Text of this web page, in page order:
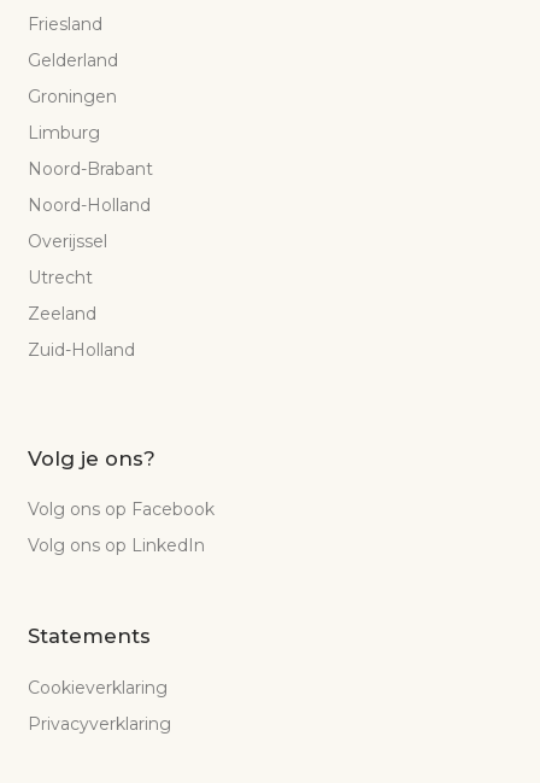
Friesland
Gelderland
Groningen
Limburg
Noord-Brabant
Noord-Holland
Overijssel
Utrecht
Zeeland
Zuid-Holland
Volg je ons?
Volg ons op Facebook
Volg ons op LinkedIn
Statements
Cookieverklaring
Privacyverklaring